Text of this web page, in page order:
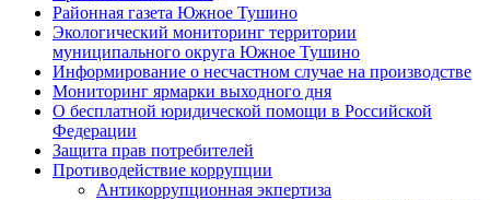
Районная газета Южное Тушино
Экологический мониторинг территории
муниципального округа Южное Тушино
Информирование о несчастном случае на производстве
Мониторинг ярмарки выходного дня
О бесплатной юридической помощи в Российской
Федерации
Защита прав потребителей
Противодействие коррупции
Антикоррупционная экпертиза